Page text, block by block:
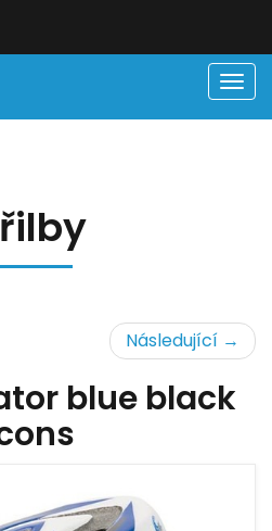
Následující →
blue black